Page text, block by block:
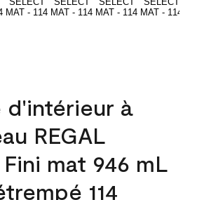
d'intérieur à
REGAL
mat 946 mL
114